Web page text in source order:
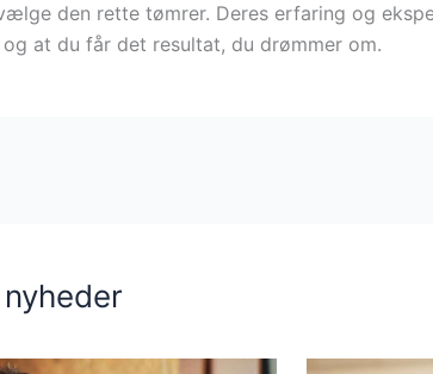
den rette tømrer. Deres erfaring og
at du får det resultat, du drømmer om.